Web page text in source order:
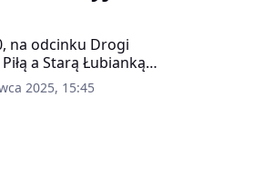
na odcinku Drogi
a Starą Łubianką
wypadku.
2025, 15:45